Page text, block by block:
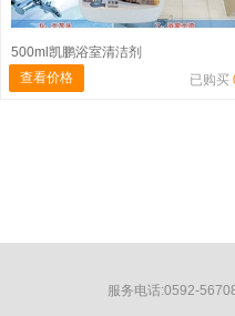
500ml凯鹏浴室清洁剂
查看价格
已购买
服务电话:0592-